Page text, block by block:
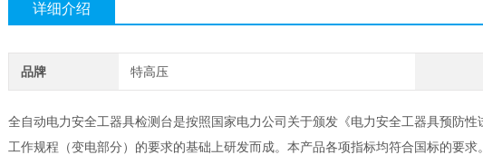
详细介绍
品牌 特高压
全自动电力安全工器具检测台是按照国家电力公司关于颁发《电力安全工器具预防
工作规程（变电部分）的要求的基础上研发而成。本产品各项指标均符合国标的要